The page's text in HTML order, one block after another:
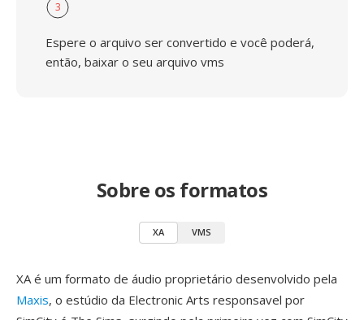
3
Espere o arquivo ser convertido e você poderá,
então, baixar o seu arquivo vms
Sobre os formatos
XA VMS
XA é um formato de áudio proprietário desenvolvido pela
Maxis, o estúdio da Electronic Arts responsavel por